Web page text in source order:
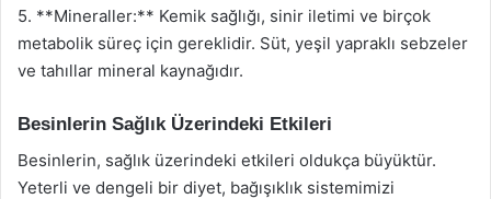
5. **Mineraller:** Kemik sağlığı, sinir iletimi ve birçok
metabolik süreç için gereklidir. Süt, yeşil yapraklı sebzeler
ve tahıllar mineral kaynağıdır.
Besinlerin Sağlık Üzerindeki Etkileri
Besinlerin, sağlık üzerindeki etkileri oldukça büyüktür.
Yeterli ve dengeli bir diyet, bağışıklık sistemimizi